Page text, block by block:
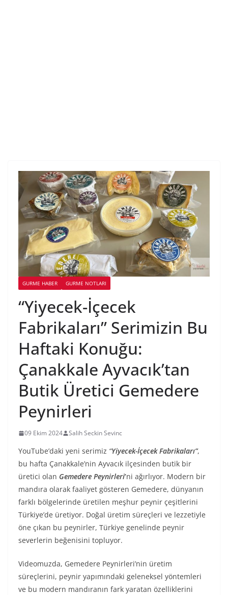
GURME HABER GURME NOTLARI
“Yiyecek-İçecek
Fabrikaları” Serimizin Bu
Haftaki Konuğu:
Çanakkale Ayvacık’tan
Butik Üretici Gemedere
Peynirleri
09 Ekim 2024 Salih Seckin Sevinc
YouTube’daki yeni serimiz “Yiyecek-İçecek Fabrikaları”,
bu hafta Çanakkale’nin Ayvacık ilçesinden butik bir
üretici olan Gemedere Peynirleri’ni ağırlıyor. Modern bir
mandıra olarak faaliyet gösteren Gemedere, dünyanın
farklı bölgelerinde üretilen meşhur peynir çeşitlerini
Türkiye’de üretiyor. Doğal üretim süreçleri ve lezzetiyle
öne çıkan bu peynirler, Türkiye genelinde peynir
severlerin beğenisini topluyor.
Videomuzda, Gemedere Peynirleri’nin üretim
süreçlerini, peynir yapımındaki geleneksel yöntemleri
ve bu modern mandıranın fark yaratan özelliklerini